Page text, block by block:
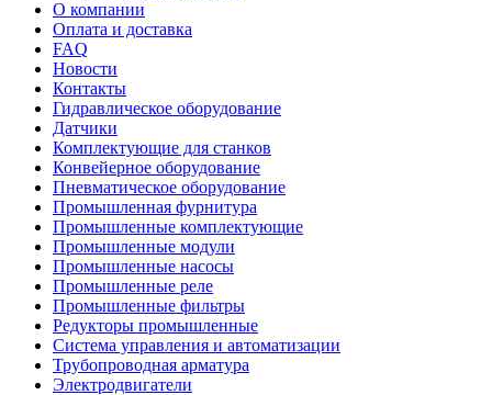
О компании
Оплата и доставка
FAQ
Новости
Контакты
Гидравлическое оборудование
Датчики
Комплектующие для станков
Конвейерное оборудование
Пневматическое оборудование
Промышленная фурнитура
Промышленные комплектующие
Промышленные модули
Промышленные насосы
Промышленные реле
Промышленные фильтры
Редукторы промышленные
Система управления и автоматизации
Трубопроводная арматура
Электродвигатели